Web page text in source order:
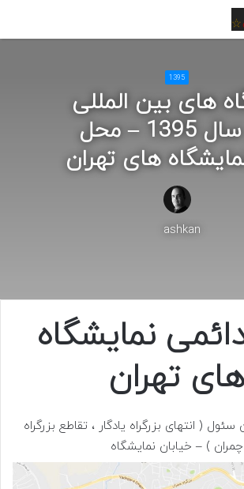
1395
های بین المللی
تهران سال 1395 – محل
های تهران
ashkan
نمایشگاه
های تهران
( انتهای بزرگراه یادگار ، تقاطع بزرگراه
چمران ) – خیابان نمایشگاه